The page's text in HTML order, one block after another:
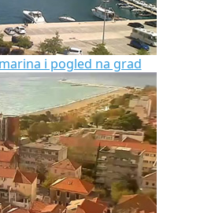
i pogled na grad